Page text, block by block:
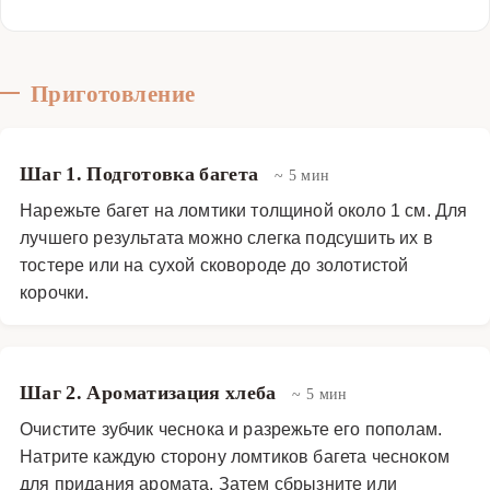
Приготовление
Шаг 1. Подготовка багета ~ 5 мин
Нарежьте багет на ломтики толщиной около 1 см. Для
лучшего результата можно слегка подсушить их в
тостере или на сухой сковороде до золотистой
корочки.
Шаг 2. Ароматизация хлеба ~ 5 мин
Очистите зубчик чеснока и разрежьте его пополам.
Натрите каждую сторону ломтиков багета чесноком
для придания аромата. Затем сбрызните или